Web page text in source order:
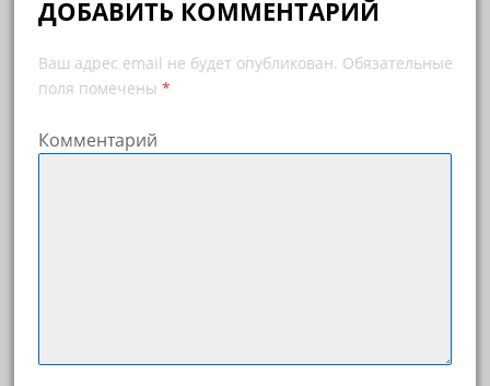
ДОБАВИТЬ КОММЕНТАРИЙ
Ваш адрес email не будет опубликован. Обязательные
поля помечены *
Комментарий